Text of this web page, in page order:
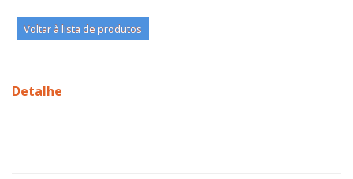
Voltar à lista de produtos
Detalhe